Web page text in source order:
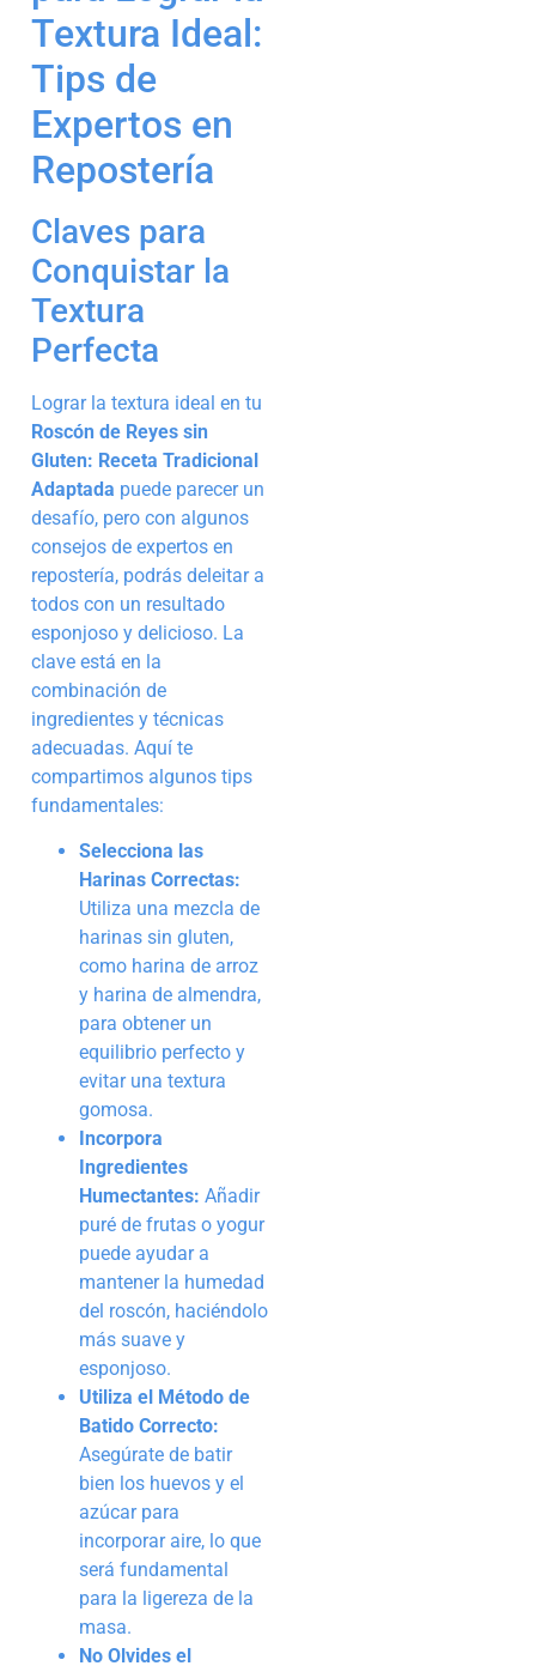
Textura Ideal:
Tips de
Expertos en
Repostería
Claves para
Conquistar la
Textura
Perfecta
Lograr la textura ideal en tu
Roscón de Reyes sin
Gluten: Receta Tradicional
Adaptada puede parecer un
desafío, pero con algunos
consejos de expertos en
repostería, podrás deleitar a
todos con un resultado
esponjoso y delicioso. La
clave está en la
combinación de
ingredientes y técnicas
adecuadas. Aquí te
compartimos algunos tips
fundamentales:
Selecciona las
Harinas Correctas:
Utiliza una mezcla de
harinas sin gluten,
como harina de arroz
y harina de almendra,
para obtener un
equilibrio perfecto y
evitar una textura
gomosa.
Incorpora
Ingredientes
Humectantes: Añadir
puré de frutas o yogur
puede ayudar a
mantener la humedad
del roscón, haciéndolo
más suave y
esponjoso.
Utiliza el Método de
Batido Correcto:
Asegúrate de batir
bien los huevos y el
azúcar para
incorporar aire, lo que
será fundamental
para la ligereza de la
masa.
No Olvides el